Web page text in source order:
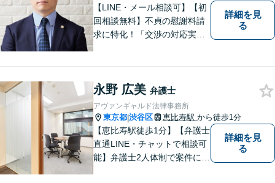
相談ください。
【LINE・メール相談可】【初
回相談無料】不貞の慰謝料請
求に特化！「交渉の対応実績3
の交渉を代理し、増額または
減額に向け、粘り強く取り組
みます【休日・夜間相談対
応】
詳細を見
る
永野 広美 弁護士
アヴァンギャルド法律事務所
東京都|渋谷区 恵比寿駅 から徒歩1分
【恵比寿駅徒歩1分】【弁護士
直通LINE・チャットで相談可
能】弁護士2人体制で案件に取
詳細を見
る